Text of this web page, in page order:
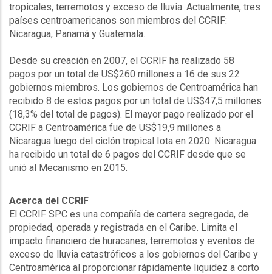
tropicales, terremotos y exceso de lluvia. Actualmente, tres
países centroamericanos son miembros del CCRIF:
Nicaragua, Panamá y Guatemala.
Desde su creación en 2007, el CCRIF ha realizado 58
pagos por un total de US$260 millones a 16 de sus 22
gobiernos miembros. Los gobiernos de Centroamérica han
recibido 8 de estos pagos por un total de US$47,5 millones
(18,3% del total de pagos). El mayor pago realizado por el
CCRIF a Centroamérica fue de US$19,9 millones a
Nicaragua luego del ciclón tropical Iota en 2020. Nicaragua
ha recibido un total de 6 pagos del CCRIF desde que se
unió al Mecanismo en 2015.
Acerca del CCRIF
El CCRIF SPC es una compañía de cartera segregada, de
propiedad, operada y registrada en el Caribe. Limita el
impacto financiero de huracanes, terremotos y eventos de
exceso de lluvia catastróficos a los gobiernos del Caribe y
Centroamérica al proporcionar rápidamente liquidez a corto